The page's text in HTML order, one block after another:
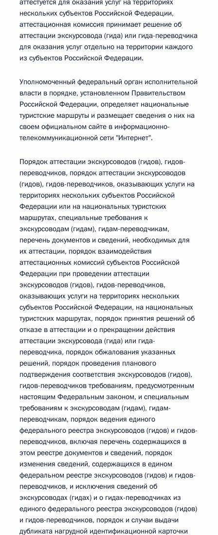
аттестуется для оказания услуг на территориях
нескольких субъектов Российской Федерации,
аттестационная комиссия принимает решение об
аттестации экскурсовода (гида) или гида-переводчика
для оказания услуг отдельно на территории каждого
из субъектов Российской Федерации.
Уполномоченный федеральный орган исполнительной
власти в порядке, установленном Правительством
Российской Федерации, определяет национальные
туристские маршруты и размещает сведения о них на
своем официальном сайте в информационно-
телекоммуникационной сети "Интернет".
Порядок аттестации экскурсоводов (гидов), гидов-
переводчиков, порядок аттестации экскурсоводов
(гидов), гидов-переводчиков, оказывающих услуги на
территориях нескольких субъектов Российской
Федерации или на национальных туристских
маршрутах, специальные требования к
экскурсоводам (гидам), гидам-переводчикам,
перечень документов и сведений, необходимых для
их аттестации, порядок взаимодействия
аттестационных комиссий субъектов Российской
Федерации при проведении аттестации
экскурсоводов (гидов), гидов-переводчиков,
оказывающих услуги на территориях нескольких
субъектов Российской Федерации, на национальных
туристских маршрутах, порядок принятия решений об
отказе в аттестации и о прекращении действия
аттестации экскурсовода (гида) или гида-
переводчика, порядок обжалования указанных
решений, порядок проведения планового
подтверждения соответствия экскурсоводов (гидов),
гидов-переводчиков требованиям, предусмотренным
настоящим Федеральным законом, и специальным
требованиям к экскурсоводам (гидам), гидам-
переводчикам, порядок ведения единого
федерального реестра экскурсоводов (гидов) и гидов-
переводчиков, включая перечень содержащихся в
этом реестре документов и сведений, порядок
изменения сведений, содержащихся в едином
федеральном реестре экскурсоводов (гидов) и гидов-
переводчиков, и исключения сведений об
экскурсоводах (гидах) и о гидах-переводчиках из
единого федерального реестра экскурсоводов (гидов)
и гидов-переводчиков, порядок и случаи выдачи
дубликата нагрудной идентификационной карточки